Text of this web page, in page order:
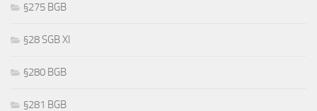
§275 BGB
§28 SGB XI
§280 BGB
§281 BGB